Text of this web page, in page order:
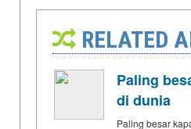
RELATED
Paling
di dunia
Paling besar